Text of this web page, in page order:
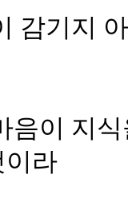
감기지
음이 지
이라